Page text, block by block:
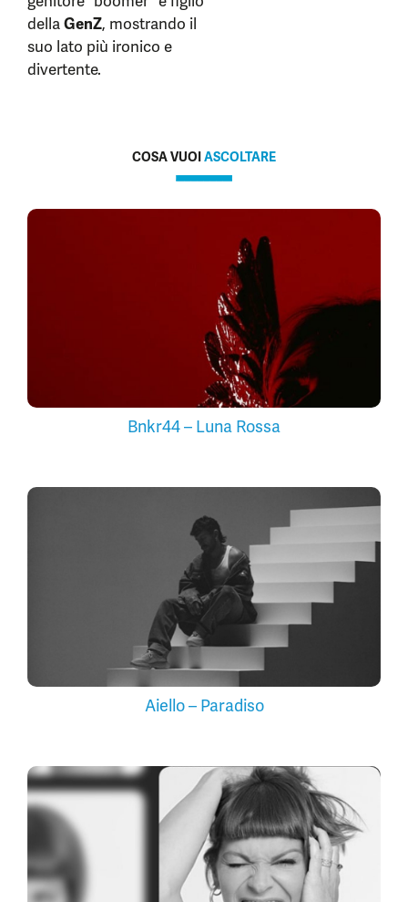
dellaGenZ, mostrando il
suo lato più ironico e
divertente.
COSA VUOIASCOLTARE
Bnkr44 – Luna Rossa
Aiello – Paradiso